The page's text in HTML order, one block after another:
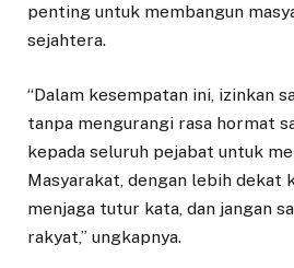
penting untuk membangun
sejahtera.
“Dalam kesempatan ini, izinkan
tanpa mengurangi rasa hormat
kepada seluruh pejabat untuk
Masyarakat, dengan lebih dekat
menjaga tutur kata, dan jangan
rakyat,” ungkapnya.